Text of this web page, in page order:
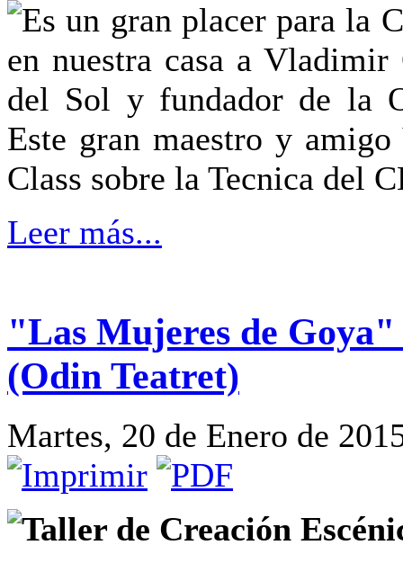
Es un gran placer para la
en nuestra casa a
del Sol y fundador de la
Este gran maestro y
Class sobre la Tecnica del
Leer más...
"Las Mujeres de
(Odin Teatret)
Martes, 20 de Enero de
Taller de Creación